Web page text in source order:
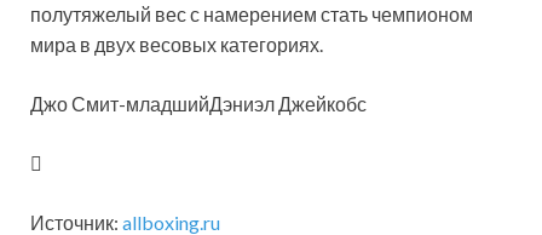
полутяжелый вес с намерением стать чемпионом
мира в двух весовых категориях.
Джо Смит-младшийДэниэл Джейкобс
Источник: allboxing.ru